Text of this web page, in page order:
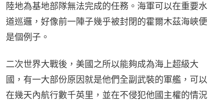
陸地為基地部隊無法完成的任務。海軍可以在重要水
道巡邏，好像前一陣子幾乎被封閉的霍爾木茲海峽便
是個例子。
二次世界大戰後，美國之所以能夠成為海上超級大
國，有一大部份原因就是他們全副武裝的軍艦，可以
在幾天內航行數千英里，並在不侵犯他國主權的情況